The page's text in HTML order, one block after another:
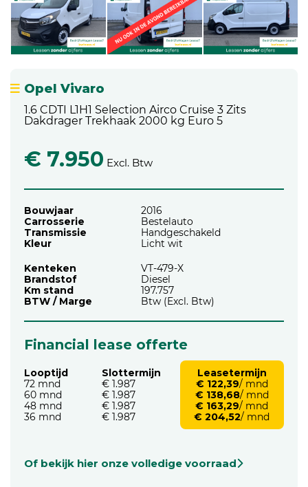
Opel Vivaro
1.6 CDTI L1H1 Selection Airco Cruise 3 Zits
Dakdrager Trekhaak 2000 kg Euro 5
€ 7.950 Excl. Btw
Bouwjaar
2016
Carrosserie
Bestelauto
Transmissie
Handgeschakeld
Kleur
Licht wit
Kenteken
VT-479-X
Brandstof
Diesel
Km stand
197.757
BTW / Marge
Btw (Excl. Btw)
Financial lease offerte
Looptijd
72 mnd
60 mnd
48 mnd
36 mnd
Slottermijn
€ 1.987
€ 1.987
€ 1.987
€ 1.987
Leasetermijn
€ 122,39/ mnd
€ 138,68/ mnd
€ 163,29/ mnd
€ 204,52/ mnd
Of bekijk hier onze volledige voorraad